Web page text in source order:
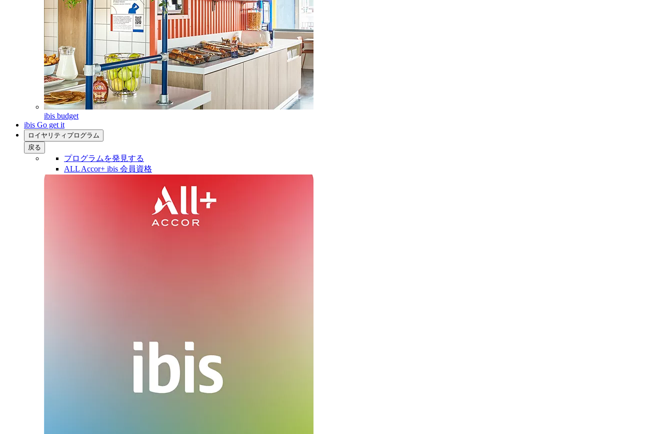
ibis budget
ibis Go get it
ロイヤリティプログラム
戻る
プログラムを発見する
ALL Accor+ ibis 会員資格